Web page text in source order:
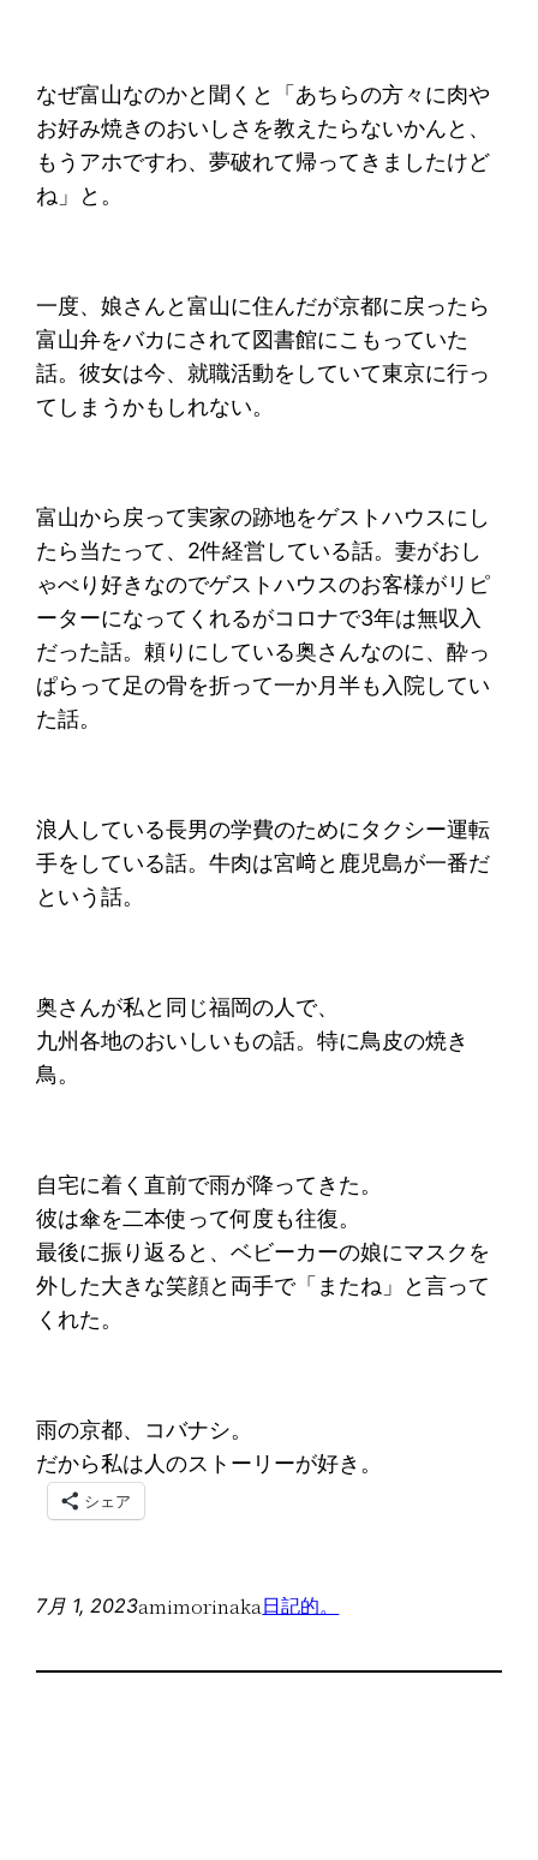
なぜ富山なのかと聞くと「あちらの方々に肉や
お好み焼きのおいしさを教えたらないかんと、
もうアホですわ、夢破れて帰ってきましたけど
ね」と。
一度、娘さんと富山に住んだが京都に戻ったら
富山弁をバカにされて図書館にこもっていた
話。彼女は今、就職活動をしていて東京に行っ
てしまうかもしれない。
富山から戻って実家の跡地をゲストハウスにし
たら当たって、2件経営している話。妻がおし
ゃべり好きなのでゲストハウスのお客様がリピ
ーターになってくれるがコロナで3年は無収入
だった話。頼りにしている奥さんなのに、酔っ
ぱらって足の骨を折って一か月半も入院してい
た話。
浪人している長男の学費のためにタクシー運転
手をしている話。牛肉は宮﨑と鹿児島が一番だ
という話。
奥さんが私と同じ福岡の人で、
九州各地のおいしいもの話。特に鳥皮の焼き
鳥。
自宅に着く直前で雨が降ってきた。
彼は傘を二本使って何度も往復。
最後に振り返ると、ベビーカーの娘にマスクを
外した大きな笑顔と両手で「またね」と言って
くれた。
雨の京都、コバナシ。
だから私は人のストーリーが好き。
シェア
7月 1, 2023amimorinaka 日記的。